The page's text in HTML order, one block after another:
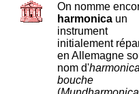
On nomme
harmonica un
instrument
initialement
en Allemagne
nom d'
bouche